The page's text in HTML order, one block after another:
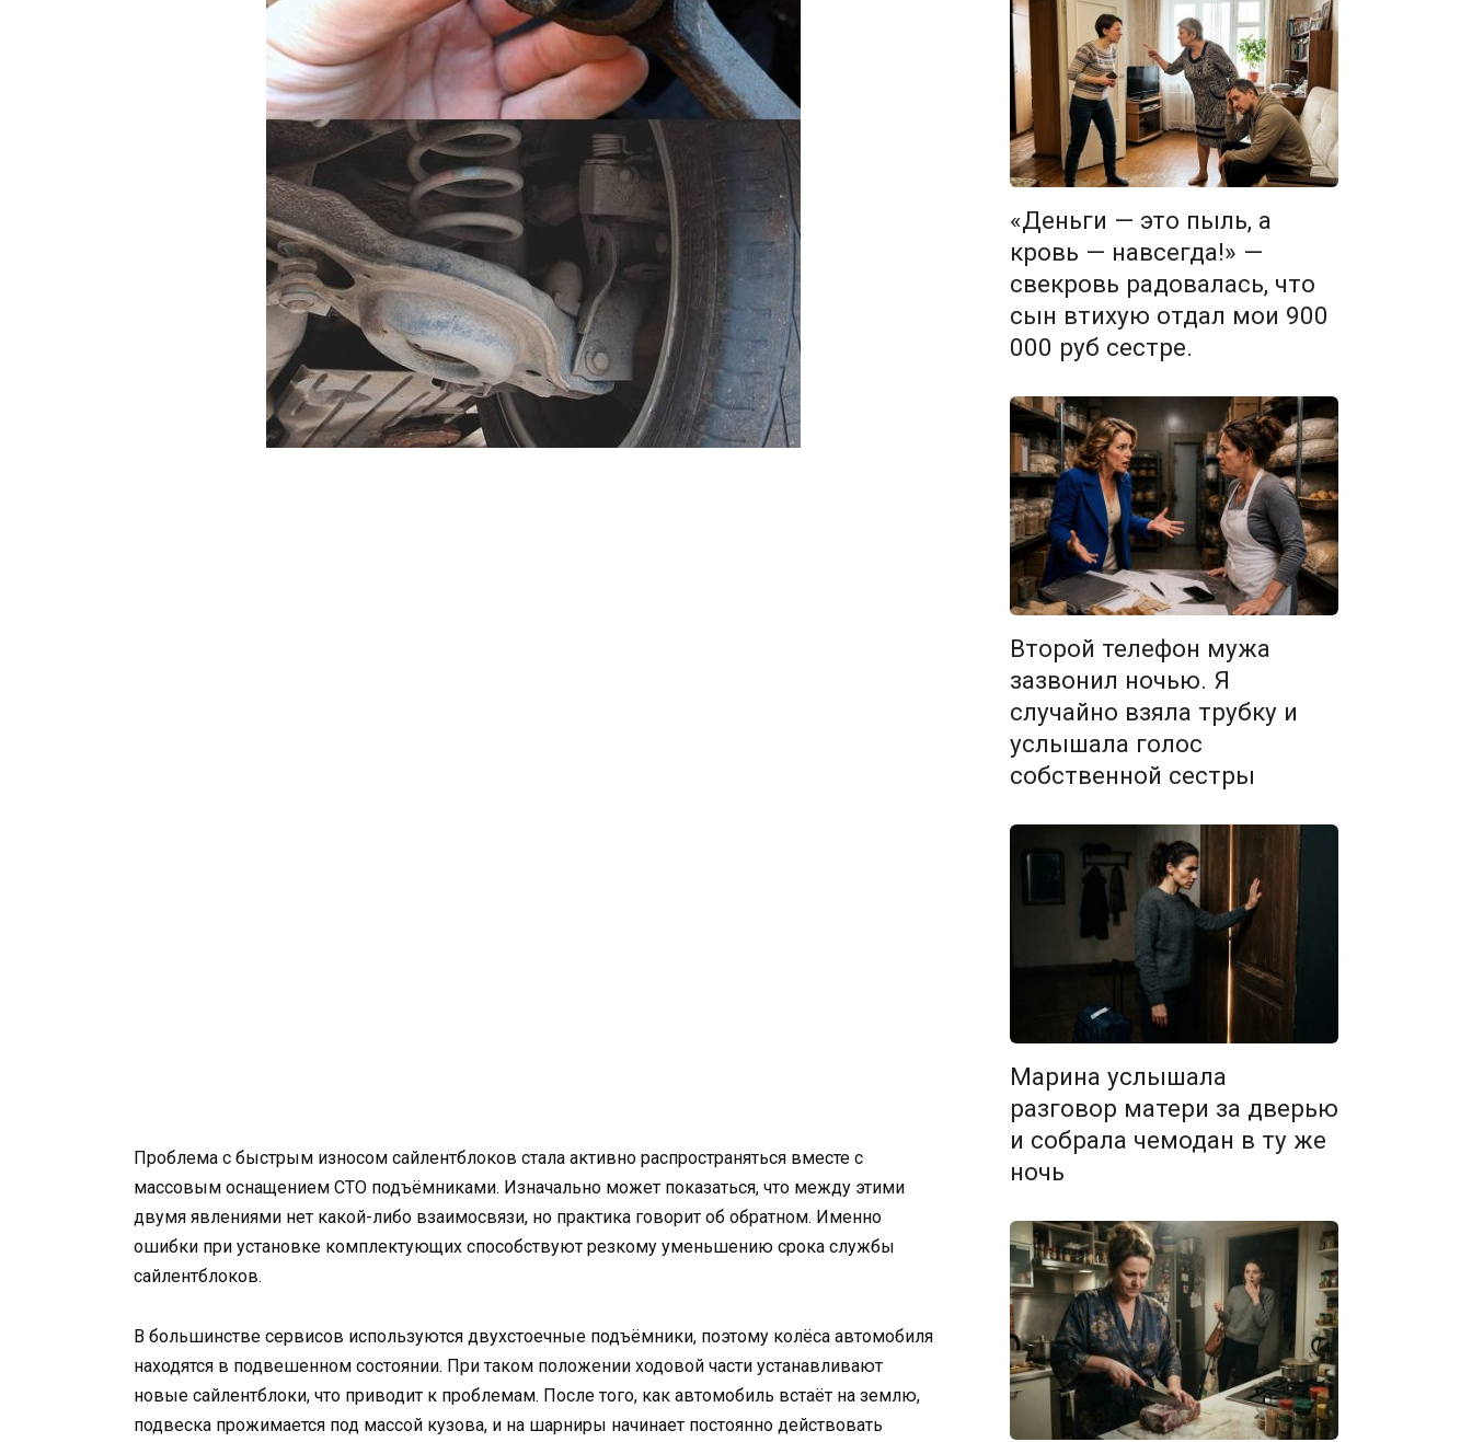
Проблема с быстрым износом сайлентблоков стала активно распространяться вместе с
массовым оснащением СТО подъёмниками. Изначально может показаться, что между этими
двумя явлениями нет какой-либо взаимосвязи, но практика говорит об обратном. Именно
ошибки при установке комплектующих способствуют резкому уменьшению срока службы
сайлентблоков.
В большинстве сервисов используются двухстоечные подъёмники, поэтому колёса автомобиля
находятся в подвешенном состоянии. При таком положении ходовой части устанавливают
новые сайлентблоки, что приводит к проблемам. После того, как автомобиль встаёт на землю,
подвеска прожимается под массой кузова, и на шарниры начинает постоянно действовать
«Деньги — это пыль, а
кровь — навсегда!» —
свекровь радовалась, что
сын втихую отдал мои 900
000 руб сестре.
Второй телефон мужа
зазвонил ночью. Я
случайно взяла трубку и
услышала голос
собственной сестры
Марина услышала
разговор матери за дверью
и собрала чемодан в ту же
ночь